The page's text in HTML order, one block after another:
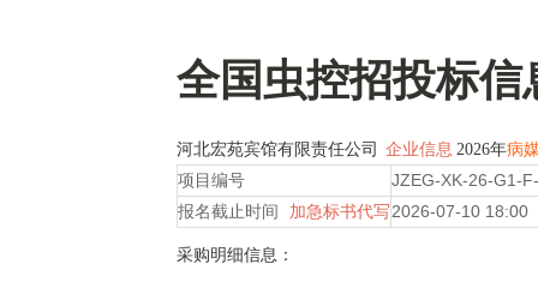
全国虫控招投标信
河北宏苑宾馆有限责任公司 企业信息 2026年病
项目编号
JZEG-XK-26-G1-
报名截止时间
加急标书代写2026-07-10 18:00
采购明细信息：